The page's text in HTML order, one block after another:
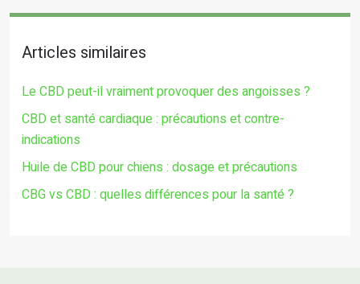
Articles similaires
Le CBD peut-il vraiment provoquer des angoisses ?
CBD et santé cardiaque : précautions et contre-
indications
Huile de CBD pour chiens : dosage et précautions
CBG vs CBD : quelles différences pour la santé ?